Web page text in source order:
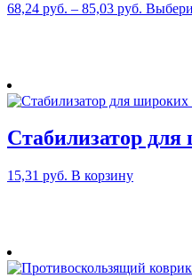
68,24 руб. – 85,03 руб.
Стабилизатор
15,31 руб. В корзину